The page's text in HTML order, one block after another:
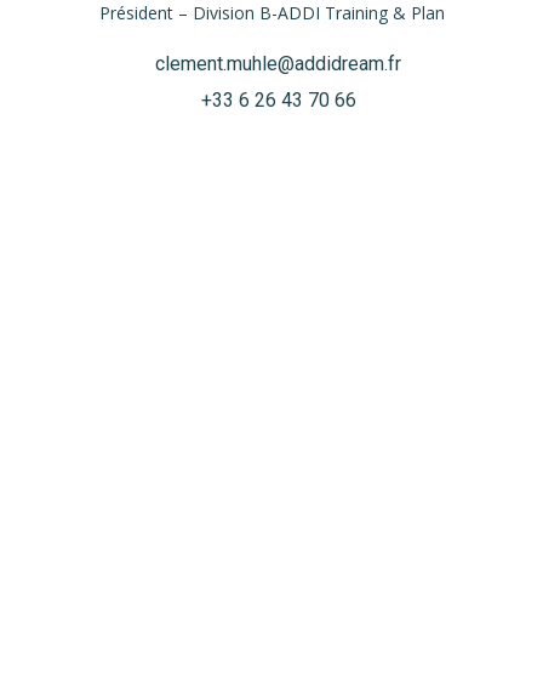
Président – Division B-ADDI Training & Plan
clement.muhle@addidream.fr
+33 6 26 43 70 66